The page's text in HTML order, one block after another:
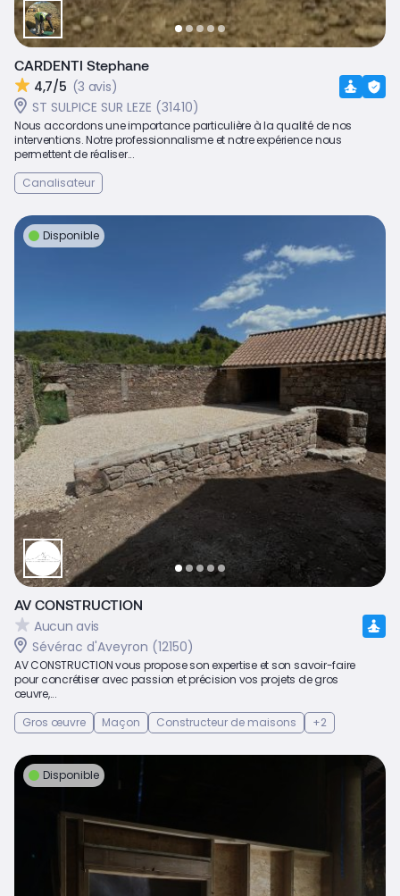
CARDENTI Stephane
4,7/5 (3 avis)
ST SULPICE SUR LEZE (31410)
Nous accordons une importance particulière à la qualité de nos
interventions. Notre professionnalisme et notre expérience nous
permettent de réaliser...
Canalisateur
Disponible
AV CONSTRUCTION
Aucun avis
Sévérac d'Aveyron (12150)
AV CONSTRUCTION vous propose son expertise et son savoir-faire
pour concrétiser avec passion et précision vos projets de gros
œuvre,...
Gros œuvre
Maçon Constructeur de maisons +2
Disponible